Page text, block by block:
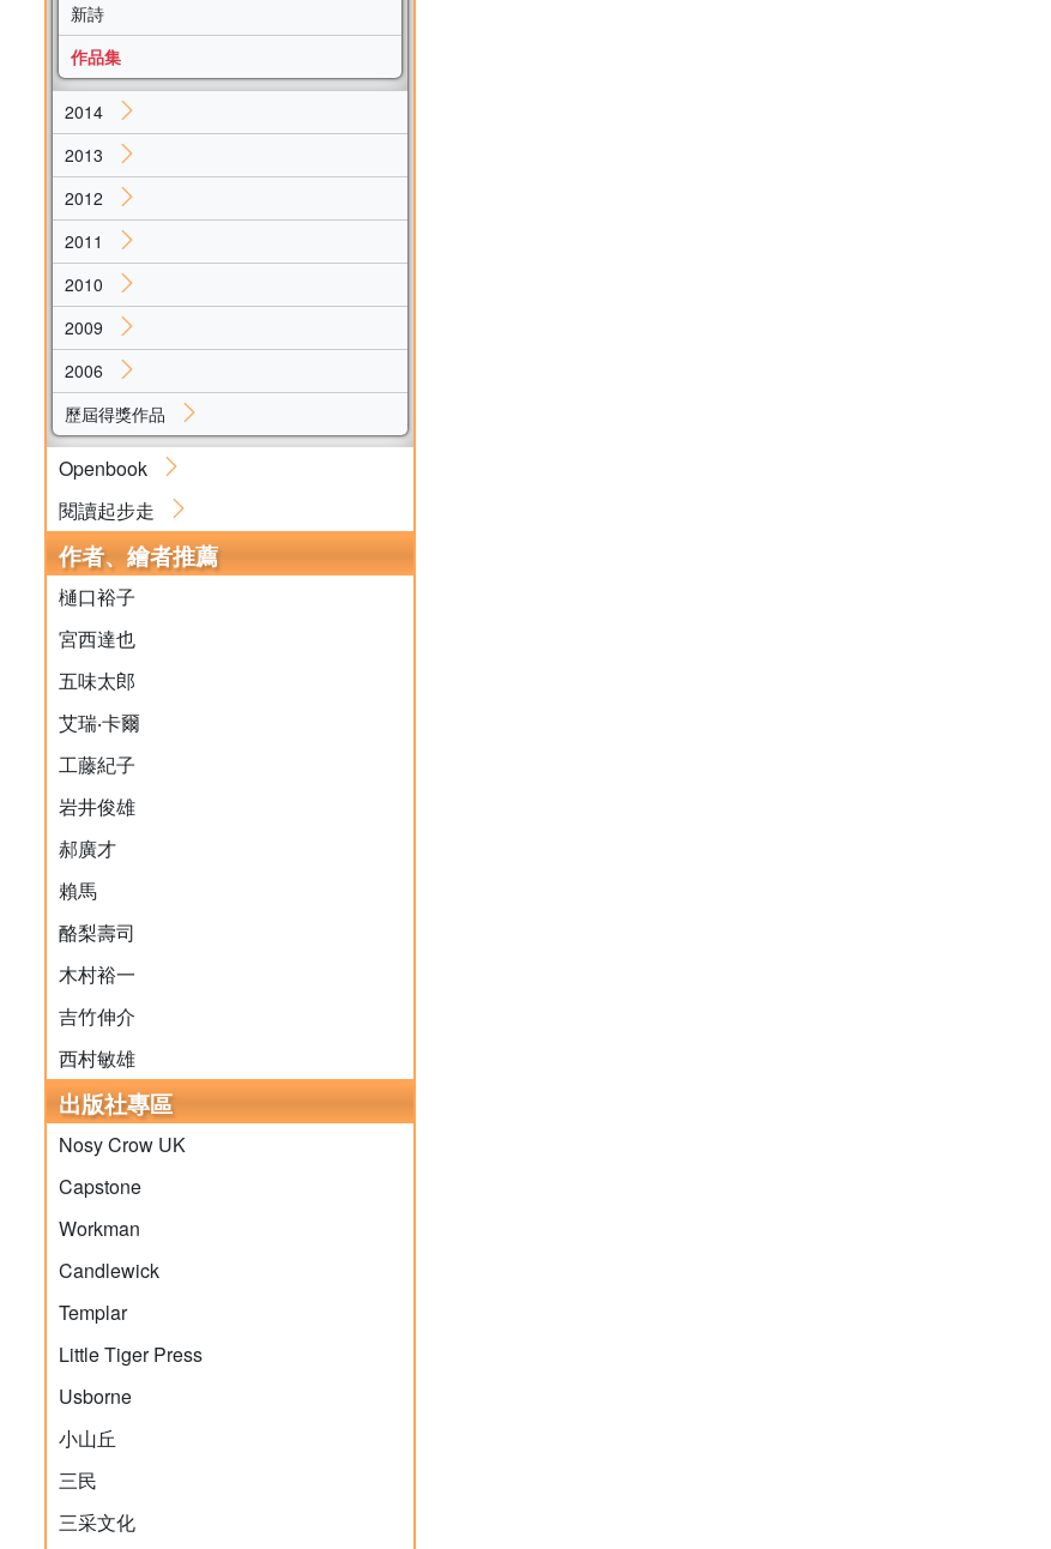
新詩
作品集
2014
2013
2012
2011
2010
2009
2006
歷屆得獎作品
Openbook
閱讀起步走
作者、繪者推薦
樋口裕子
宮西達也
五味太郎
艾瑞‧卡爾
工藤紀子
岩井俊雄
郝廣才
賴馬
酪梨壽司
木村裕一
吉竹伸介
西村敏雄
出版社專區
Nosy Crow UK
Capstone
Workman
Candlewick
Templar
Little Tiger Press
Usborne
小山丘
三民
三采文化